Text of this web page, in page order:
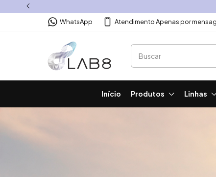
WhatsApp Atendimento Apenas por
Início Produtos Linhas